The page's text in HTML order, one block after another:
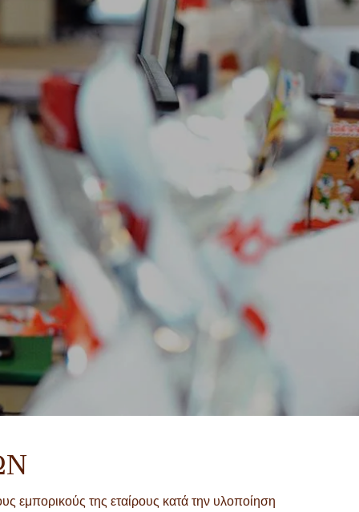
εμπορικούς της εταίρους κατά την υλοποίηση